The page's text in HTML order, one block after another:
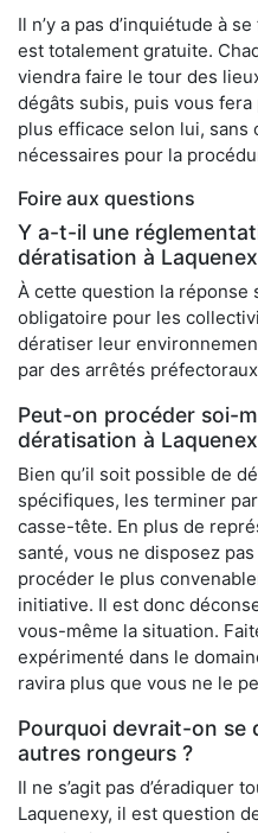
Il n’y a pas d’inquiétude à
est totalement gratuite.
viendra faire le tour des
dégâts subis, puis vous
plus efficace selon lui, sans
nécessaires pour la
Foire aux questions
Y a-t-il une
dératisation à
À cette question la réponse
obligatoire pour les
dératiser leur
par des arrêtés
Peut-on procéder soi-
dératisation à
Bien qu’il soit possible de
spécifiques, les terminer
casse-tête. En plus de
santé, vous ne disposez
procéder le plus
initiative. Il est donc
vous-même la situation.
expérimenté dans le
ravira plus que vous ne le
Pourquoi devrait-on se
autres rongeurs ?
Il ne s’agit pas d’éradiquer
Laquenexy, il est question